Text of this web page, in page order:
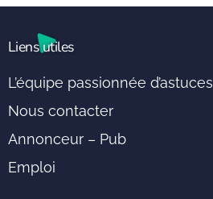
Liens utiles
L’équipe passionnée d’astuces
Nous contacter
Annonceur – Pub
Emploi